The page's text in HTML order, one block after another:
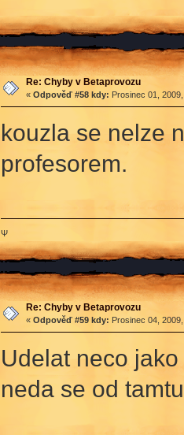
Re: Chyby v Betaprovozu
« Odpověď #58 kdy: Prosinec 01,
kouzla se nelze
profesorem.
Ψ
Re: Chyby v Betaprovozu
« Odpověď #59 kdy: Prosinec 04,
Udelat neco
neda se od